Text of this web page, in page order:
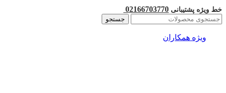
خط ویژه پشتیبانی 02166703770
جستجو
ویژه همکاران